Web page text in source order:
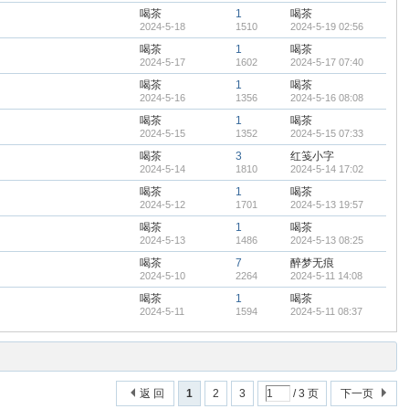
喝茶
2024-5-18
1
1510
喝茶
2024-5-19 02:56
喝茶
2024-5-17
1
1602
喝茶
2024-5-17 07:40
喝茶
2024-5-16
1
1356
喝茶
2024-5-16 08:08
喝茶
2024-5-15
1
1352
喝茶
2024-5-15 07:33
喝茶
2024-5-14
3
1810
红笺小字
2024-5-14 17:02
喝茶
2024-5-12
1
1701
喝茶
2024-5-13 19:57
喝茶
2024-5-13
1
1486
喝茶
2024-5-13 08:25
喝茶
2024-5-10
7
2264
醉梦无痕
2024-5-11 14:08
喝茶
2024-5-11
1
1594
喝茶
2024-5-11 08:37
1 2 3 / 3 页 下一页
返 回